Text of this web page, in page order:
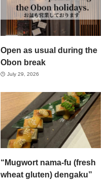
Open as usual during the
Obon break
July 29, 2026
“Mugwort nama-fu (fresh
wheat gluten) dengaku”